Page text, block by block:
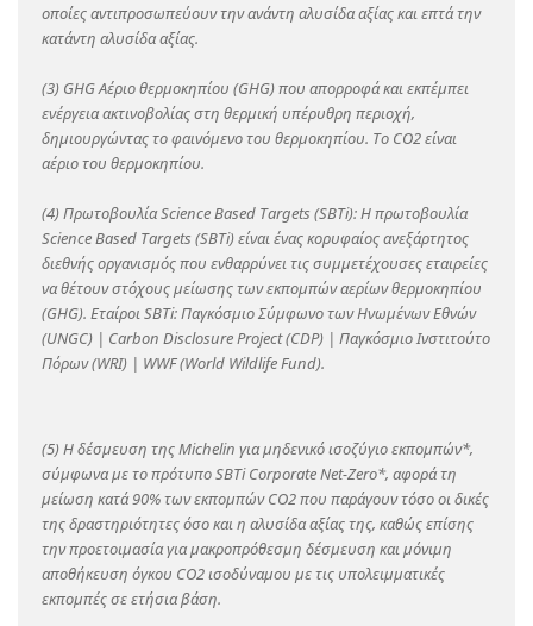
οποίες αντιπροσωπεύουν την ανάντη αλυσίδα αξίας και επτά την
κατάντη αλυσίδα αξίας.
(3) GHG Αέριο θερμοκηπίου (GHG) που απορροφά και εκπέμπει
ενέργεια ακτινοβολίας στη θερμική υπέρυθρη περιοχή,
δημιουργώντας το φαινόμενο του θερμοκηπίου. Το CO2 είναι
αέριο του θερμοκηπίου.
(4) Πρωτοβουλία Science Based Targets (SBTi): Η πρωτοβουλία
Science Based Targets (SBTi) είναι ένας κορυφαίος ανεξάρτητος
διεθνής οργανισμός που ενθαρρύνει τις συμμετέχουσες εταιρείες
να θέτουν στόχους μείωσης των εκπομπών αερίων θερμοκηπίου
(GHG). Εταίροι SBTi: Παγκόσμιο Σύμφωνο των Ηνωμένων Εθνών
(UNGC) | Carbon Disclosure Project (CDP) | Παγκόσμιο Ινστιτούτο
Πόρων (WRI) | WWF (World Wildlife Fund).
(5) Η δέσμευση της Michelin για μηδενικό ισοζύγιο εκπομπών*,
σύμφωνα με το πρότυπο SBTi Corporate Net-Zero*, αφορά τη
μείωση κατά 90% των εκπομπών CO2 που παράγουν τόσο οι δικές
της δραστηριότητες όσο και η αλυσίδα αξίας της, καθώς επίσης
την προετοιμασία για μακροπρόθεσμη δέσμευση και μόνιμη
αποθήκευση όγκου CO2 ισοδύναμου με τις υπολειμματικές
εκπομπές σε ετήσια βάση.